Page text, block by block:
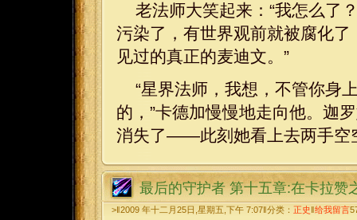
老法师大笑起来：“我怎么了
污染了，有世界观前就被腐化
见过的真正的麦迪文。”
“星界法师，我想，不管你身
的，”卡德加慢慢地走向他。迦
消失了——此刻她看上去两手空
最后的守护者 第十五章:在卡拉赞
>‖2009 年十二月25日,星期五,下午 7:07‖分类： 正史 给我留言